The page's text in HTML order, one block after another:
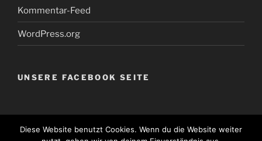
Kommentar-Feed
WordPress.org
UNSERE FACEBOOK SEITE
Diese Website benutzt Cookies. Wenn du die Website weiter